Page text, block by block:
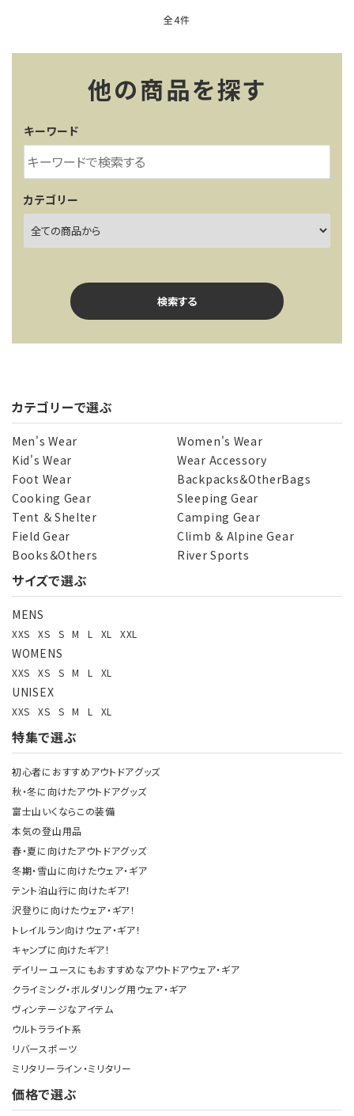
全4件
他の商品を探す
キーワード
カテゴリー
検索する
キーワード
カテゴリー
検索する
カテゴリーで選ぶ
Men's Wear
Women's Wear
Kid's Wear
Wear Accessory
Foot Wear
Backpacks＆OtherBags
Cooking Gear
Sleeping Gear
Tent ＆ Shelter
Camping Gear
Field Gear
Climb ＆ Alpine Gear
Books＆Others
River Sports
サイズで選ぶ
MENS
XXS XS S M L XL XXL
WOMENS
XXS XS S M L XL
UNISEX
XXS XS S M L XL
特集で選ぶ
初心者におすすめアウトドアグッズ
秋・冬に向けたアウトドアグッズ
富士山いくならこの装備
本気の登山用品
春・夏に向けたアウトドアグッズ
冬期・雪山に向けたウェア・ギア
テント泊山行に向けたギア！
沢登りに向けたウェア・ギア！
トレイルラン向けウェア・ギア！
キャンプに向けたギア！
デイリーユースにもおすすめなアウトドアウェア・ギア
クライミング・ボルダリング用ウェア・ギア
ヴィンテージなアイテム
ウルトラライト系
リバースポーツ
ミリタリーライン・ミリタリー
価格で選ぶ